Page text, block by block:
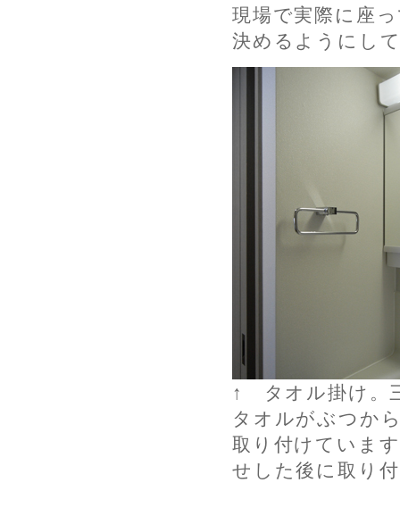
現場で実際に座
決めるようにし
↑ タオル掛け。
タオルがぶつか
取り付けていま
せした後に取り